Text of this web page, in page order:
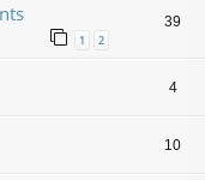
1 2
39
4
10